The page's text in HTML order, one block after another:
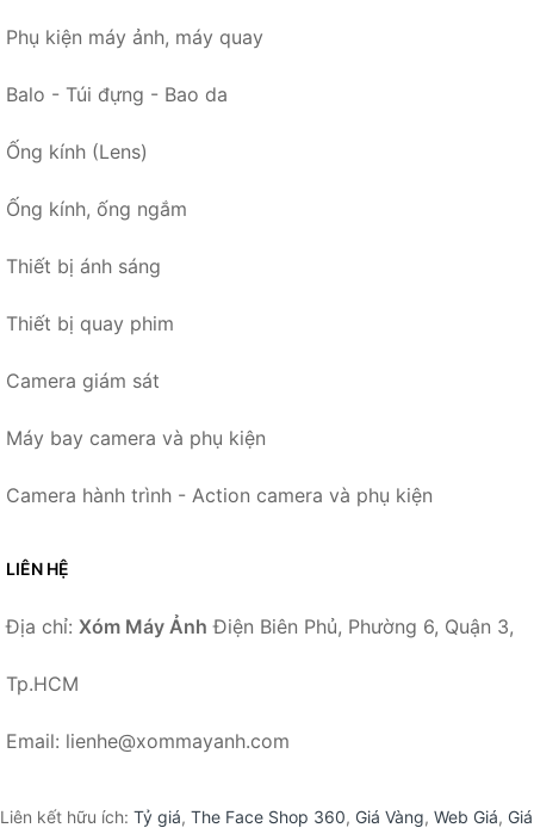
Phụ kiện máy ảnh, máy quay
Balo - Túi đựng - Bao da
Ống kính (Lens)
Ống kính, ống ngắm
Thiết bị ánh sáng
Thiết bị quay phim
Camera giám sát
Máy bay camera và phụ kiện
Camera hành trình - Action camera và phụ kiện
LIÊN HỆ
Địa chỉ: Xóm Máy Ảnh Điện Biên Phủ, Phường 6, Quận 3,
Tp.HCM
Email: lienhe@xommayanh.com
Liên kết hữu ích: Tỷ giá, The Face Shop 360, Giá Vàng, Web Giá, Giá